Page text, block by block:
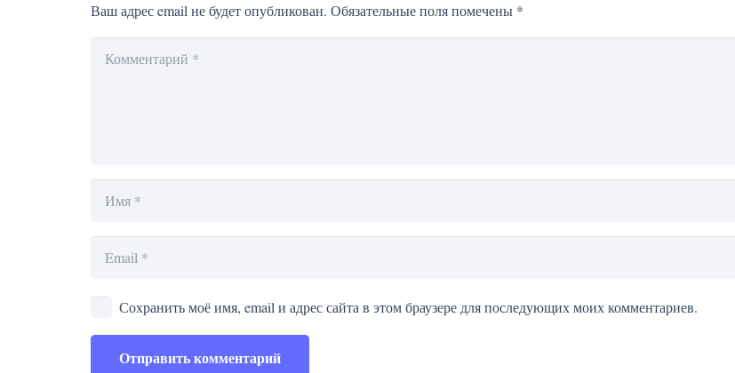
Ваш адрес email не будет опубликован. Обязательные поля помечены *
Сохранить моё имя, email и адрес сайта в этом браузере для последующих моих комментариев.
Отправить комментарий